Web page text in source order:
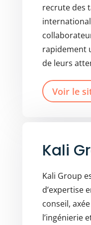
recrute des
rapidement
de leurs
Voir le
Kali
Kali Group
d’expertise
conseil,
l’ingénierie